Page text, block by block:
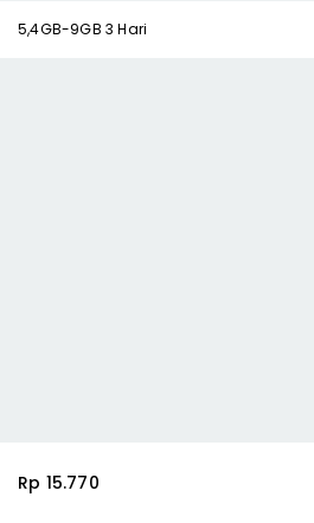
5,4GB-9GB 3 Hari
Rp 15.770